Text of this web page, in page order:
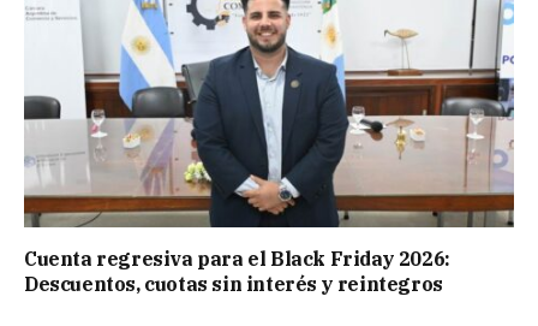
Cuenta regresiva para el Black Friday 2026:
Descuentos, cuotas sin interés y reintegros